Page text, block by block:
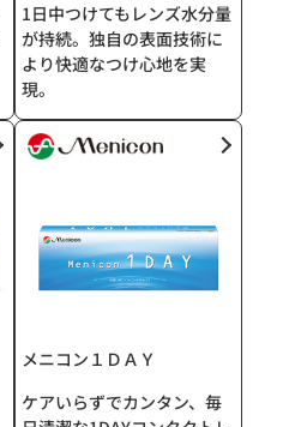
1日中つけてもレンズ水分量
が持続。独自の表面技術に
より快適なつけ心地を実
現。
メニコン１ＤＡＹ
ケアいらずでカンタン、毎